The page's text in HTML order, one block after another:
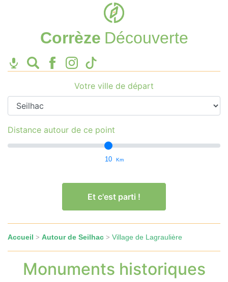
Corrèze Découverte
Votre ville de départ
Distance autour de ce point
10 Km
Et c'est parti !
Accueil > Autour de Seilhac > Village de Lagraulière
Monuments historiques